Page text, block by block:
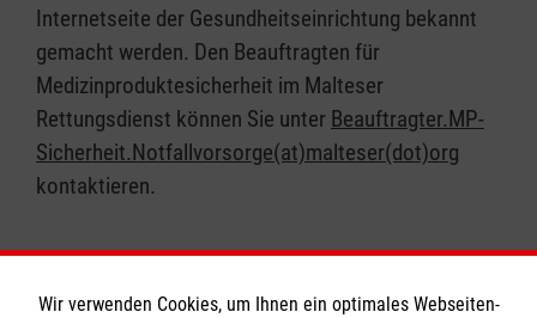
Internetseite der Gesundheitseinrichtung bekannt
gemacht werden. Den Beauftragten für
Medizinproduktesicherheit im Malteser
Rettungsdienst können Sie unter Beauftragter.MP-
Sicherheit.Notfallvorsorge(at)malteser(dot)org
kontaktieren.
Wir verwenden Cookies, um Ihnen ein optimales Webseiten-